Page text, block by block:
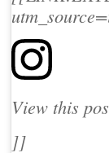
View this
]]